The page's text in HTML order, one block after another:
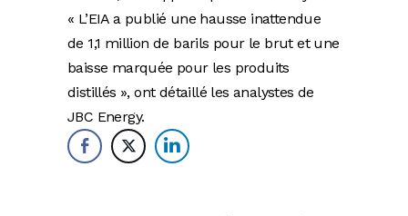
« L’EIA a publié une hausse inattendue
de 1,1 million de barils pour le brut et une
baisse marquée pour les produits
distillés », ont détaillé les analystes de
JBC Energy.